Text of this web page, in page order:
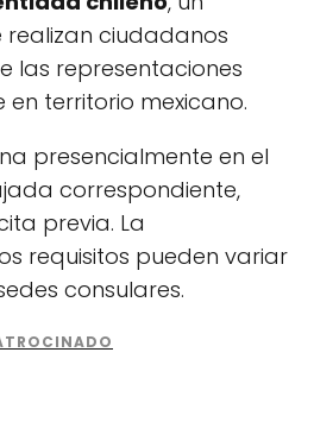
ciudadanos
las representaciones
en territorio mexicano.
presencialmente en el
correspondiente,
previa. La
requisitos pueden variar
consulares.